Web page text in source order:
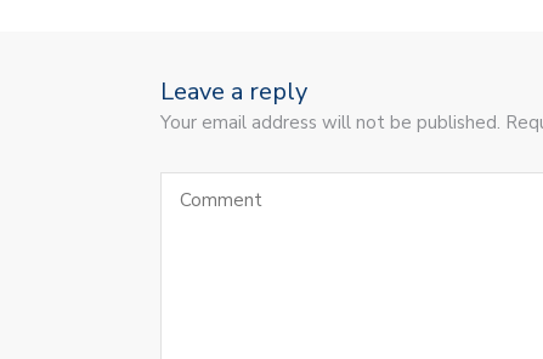
Leave a reply
Your email address will not be published.